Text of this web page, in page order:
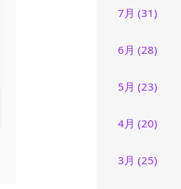
7月 (31)
6月 (28)
5月 (23)
4月 (20)
3月 (25)